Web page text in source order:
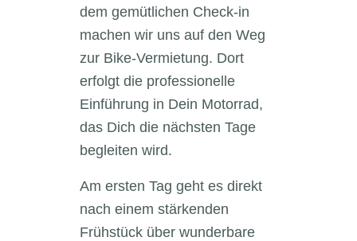
dem gemütlichen Check-in
machen wir uns auf den Weg
zur Bike-Vermietung. Dort
erfolgt die professionelle
Einführung in Dein Motorrad,
das Dich die nächsten Tage
begleiten wird.
Am ersten Tag geht es direkt
nach einem stärkenden
Frühstück über wunderbare